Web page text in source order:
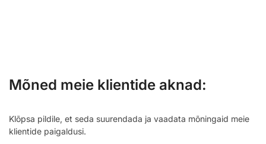
Mõned meie klientide aknad:
Klõpsa pildile, et seda suurendada ja vaadata mõningaid meie
klientide paigaldusi.